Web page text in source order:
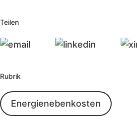
Teilen
Rubrik
Energienebenkosten